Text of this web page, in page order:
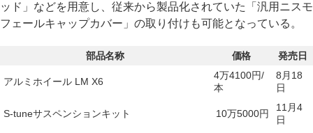
ッド」などを用意し、従来から製品化されていた「汎用ニスモ
フェールキャップカバー」の取り付けも可能となっている。
部品名称 価格 発売日
アルミホイール LM X6
4万4100円/
本
8月18
日
S-tuneサスペンションキット 10万5000円
11月4
日